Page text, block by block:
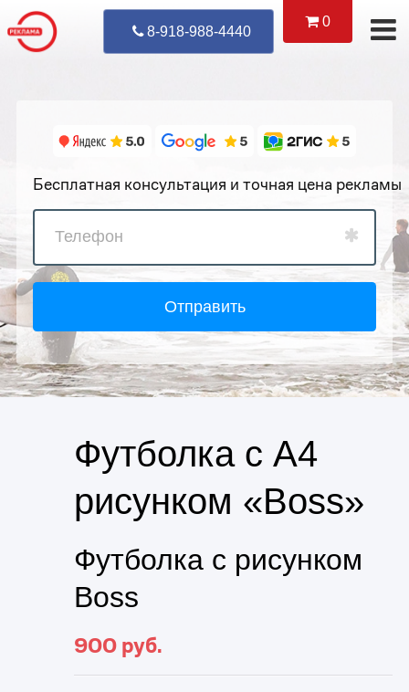
0
8-918-988-4440 Уже
Бесплатная консультация и точная цена рекламы
Отправить
Футболка с A4
рисунком «Boss»
Футболка с рисунком
Boss
900 руб.